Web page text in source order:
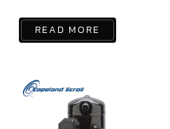
READ MORE